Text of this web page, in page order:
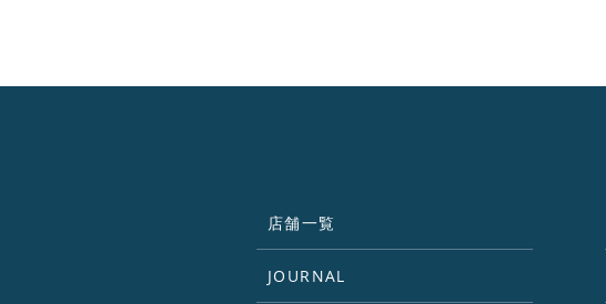
店舗一覧
JOURNAL